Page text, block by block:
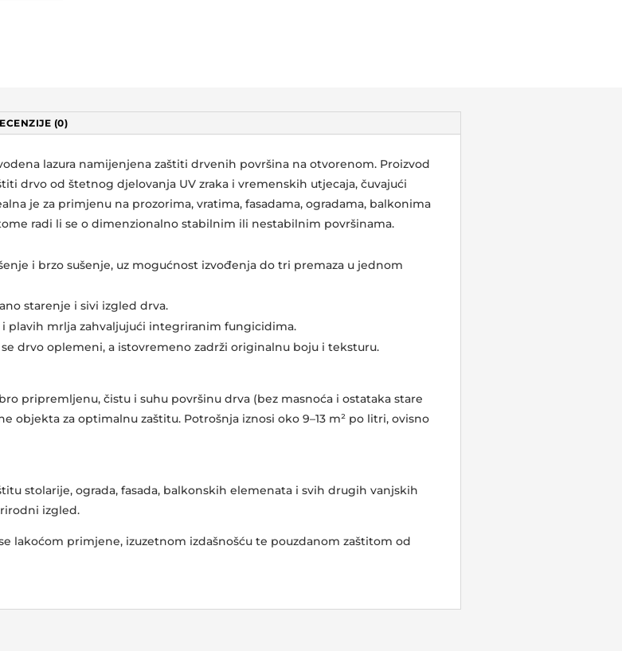
(0)
lazura namijenjena zaštiti drvenih površina na otvorenom. Proizvod
drvo od štetnog djelovanja UV zraka i vremenskih utjecaja, čuvajući
je za primjenu na prozorima, vratima, fasadama, ogradama, balkonima
radi li se o dimenzionalno stabilnim ili nestabilnim površinama.
i brzo sušenje, uz mogućnost izvođenja do tri premaza u jednom
starenje i sivi izgled drva.​
plavih mrlja zahvaljujući integriranim fungicidima.​
drvo oplemeni, a istovremeno zadrži originalnu boju i teksturu.​
pripremljenu, čistu i suhu površinu drva (bez masnoća i ostataka stare
objekta za optimalnu zaštitu. Potrošnja iznosi oko 9–13 m² po litri, ovisno
stolarije, ograda, fasada, balkonskih elemenata i svih drugih vanjskih
izgled.​
lakoćom primjene, izuzetnom izdašnošću te pouzdanom zaštitom od